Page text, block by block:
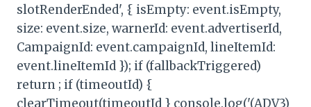
slotRenderEnded', { isEmpty: event.isEmpty,
size: event.size, warnerId: event.advertiserId,
CampaignId: event.campaignId, lineItemId:
event.lineItemId }); if (fallbackTriggered)
return ; if (timeoutId) {
clearTimeout(timeoutId } console.log('(ADV3)